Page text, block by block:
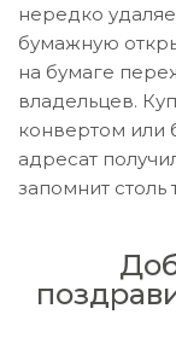
нередко
бумажную
на бумаге
владельцев.
конвертом или
адресат
запомнит столь